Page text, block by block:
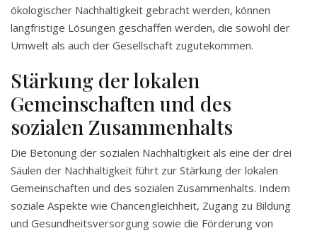
ökologischer Nachhaltigkeit gebracht werden, können
langfristige Lösungen geschaffen werden, die sowohl der
Umwelt als auch der Gesellschaft zugutekommen.
Stärkung der lokalen
Gemeinschaften und des
sozialen Zusammenhalts
Die Betonung der sozialen Nachhaltigkeit als eine der drei
Säulen der Nachhaltigkeit führt zur Stärkung der lokalen
Gemeinschaften und des sozialen Zusammenhalts. Indem
soziale Aspekte wie Chancengleichheit, Zugang zu Bildung
und Gesundheitsversorgung sowie die Förderung von